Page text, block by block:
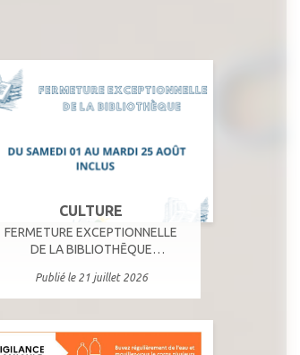
CULTURE
FERMETURE EXCEPTIONNELLE
DE LA BIBLIOTHĒQUE
Publié le 21 juillet 2026